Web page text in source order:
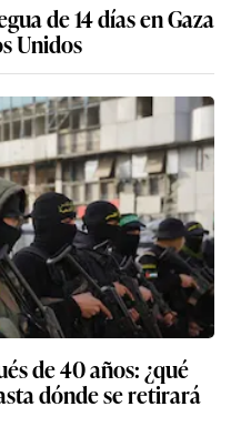
de 14 días en Gaza
Unidos
de 40 años: ¿qué
dónde se retirará